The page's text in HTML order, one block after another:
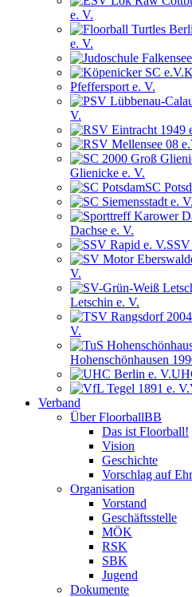
e. V.
e. V.
Pfeffersport e. V.
V.
Glienicke e. V.
SC
Dachse e. V.
V.
Letschin e. V.
V.
Hohenschönhausen
Verband
Über FloorballBB
Das ist Floorball!
Vision
Geschichte
Vorschlag auf
Organisation
Vorstand
Geschäftsstelle
MÖK
RSK
SBK
Jugend
Dokumente